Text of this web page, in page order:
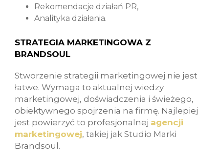
Rekomendacje działań PR,
Analityka działania.
STRATEGIA MARKETINGOWA Z
BRANDSOUL
Stworzenie strategii marketingowej nie jest
łatwe. Wymaga to aktualnej wiedzy
marketingowej, doświadczenia i świeżego,
obiektywnego spojrzenia na firmę. Najlepiej
jest powierzyć to profesjonalnej agencji
marketingowej, takiej jak Studio Marki
Brandsoul.